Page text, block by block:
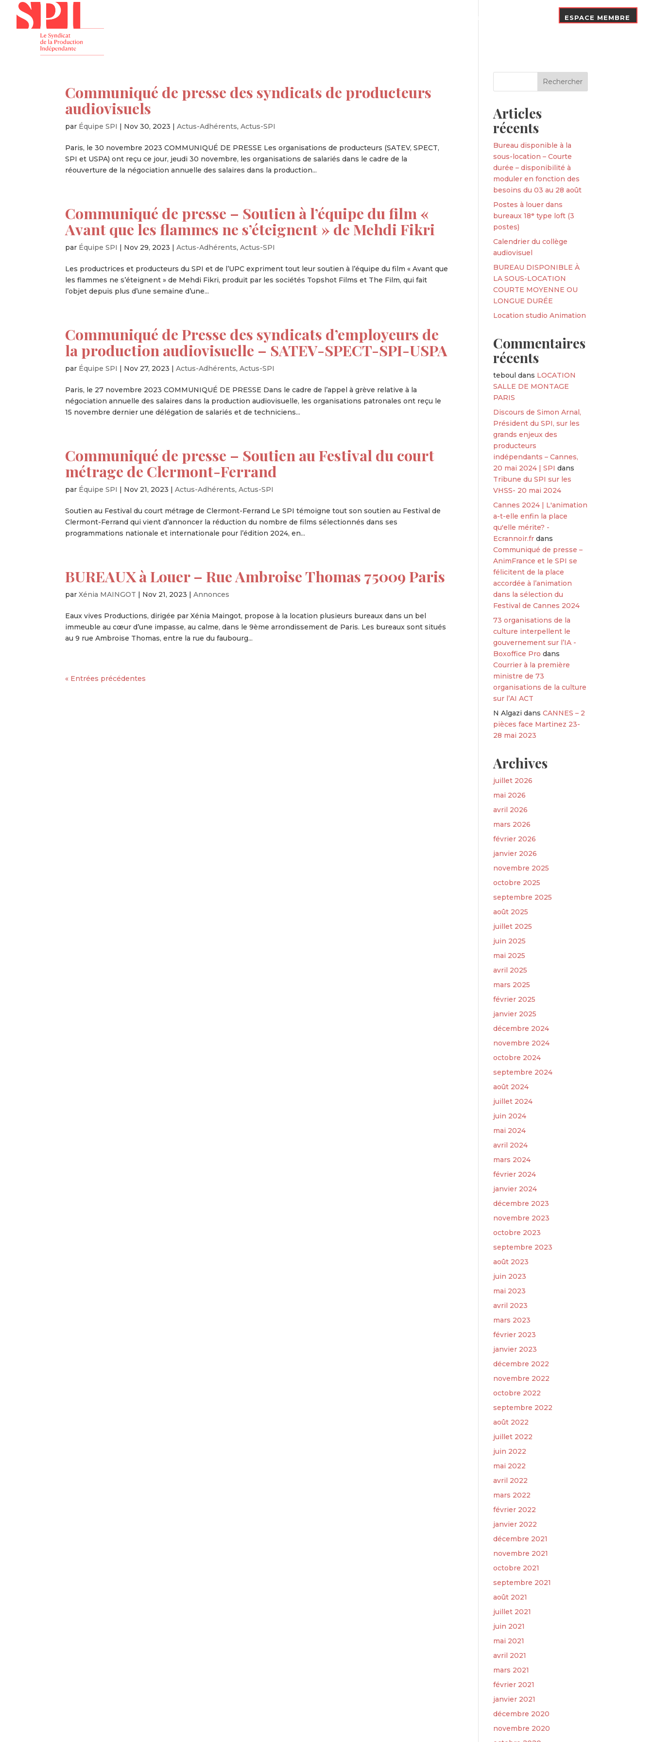
Nos Adhérents ESPACE MEMBRE
Communiqué de presse des syndicats de producteurs
audiovisuels
par Équipe SPI | Nov 30, 2023 |Actus-Adhérents,Actus-SPI
Paris, le 30 novembre 2023 COMMUNIQUÉ DE PRESSE Les organisations de producteurs (SATEV, SPECT,
SPI et USPA) ont reçu ce jour, jeudi 30 novembre, les organisations de salariés dans le cadre de la
réouverture de la négociation annuelle des salaires dans la production...
Communiqué de presse – Soutien à l’équipe du film «
Avant que les flammes ne s’éteignent » de Mehdi Fikri
par Équipe SPI | Nov 29, 2023 |Actus-Adhérents,Actus-SPI
Les productrices et producteurs du SPI et de l’UPC expriment tout leur soutien à l’équipe du film « Avant que
les flammes ne s’éteignent » de Mehdi Fikri, produit par les sociétés Topshot Films et The Film, qui fait
l’objet depuis plus d’une semaine d’une...
Communiqué de Presse des syndicats d’employeurs de
la production audiovisuelle – SATEV-SPECT-SPI-USPA
par Équipe SPI | Nov 27, 2023 |Actus-Adhérents,Actus-SPI
Paris, le 27 novembre 2023 COMMUNIQUÉ DE PRESSE Dans le cadre de l’appel à grève relative à la
négociation annuelle des salaires dans la production audiovisuelle, les organisations patronales ont reçu le
15 novembre dernier une délégation de salariés et de techniciens...
Communiqué de presse – Soutien au Festival du court
métrage de Clermont-Ferrand
par Équipe SPI | Nov 21, 2023 |Actus-Adhérents,Actus-SPI
Soutien au Festival du court métrage de Clermont-Ferrand Le SPI témoigne tout son soutien au Festival de
Clermont-Ferrand qui vient d’annoncer la réduction du nombre de films sélectionnés dans ses
programmations nationale et internationale pour l’édition 2024, en...
BUREAUX à Louer – Rue Ambroise Thomas 75009 Paris
parXénia MAINGOT | Nov 21, 2023 |Annonces
Eaux vives Productions, dirigée par Xénia Maingot, propose à la location plusieurs bureaux dans un bel
immeuble au cœur d’une impasse, au calme, dans le 9ème arrondissement de Paris. Les bureaux sont situés
au 9 rue Ambroise Thomas, entre la rue du faubourg...
« Entrées précédentes
Articles
récents
Bureau disponible à la
sous-location – Courte
durée – disponibilité à
moduler en fonction des
besoins du 03 au 28 août
Postes à louer dans
bureaux 18ᵉ type loft (3
postes)
Calendrier du collège
audiovisuel
BUREAU DISPONIBLE À
LA SOUS-LOCATION
COURTE MOYENNE OU
LONGUE DURÉE
Location studio Animation
Commentaires
récents
teboul dans LOCATION
SALLE DE MONTAGE
PARIS
Discours de Simon Arnal,
Président du SPI, sur les
grands enjeux des
producteurs
indépendants – Cannes,
20 mai 2024 | SPI dans
Tribune du SPI sur les
VHSS- 20 mai 2024
Cannes 2024 | L'animation
a-t-elle enfin la place
qu'elle mérite? -
Ecrannoir.fr dans
Communiqué de presse –
AnimFrance et le SPI se
félicitent de la place
accordée à l’animation
dans la sélection du
Festival de Cannes 2024
73 organisations de la
culture interpellent le
gouvernement sur l’IA -
Boxoffice Pro dans
Courrier à la première
ministre de 73
organisations de la culture
sur l’AI ACT
N Algazi dansCANNES – 2
pièces face Martinez 23-
28 mai 2023
Archives
juillet 2026
mai 2026
avril 2026
mars 2026
février 2026
janvier 2026
novembre 2025
octobre 2025
septembre 2025
août 2025
juillet 2025
juin 2025
mai 2025
avril 2025
mars 2025
février 2025
janvier 2025
décembre 2024
novembre 2024
octobre 2024
septembre 2024
août 2024
juillet 2024
juin 2024
mai 2024
avril 2024
mars 2024
février 2024
janvier 2024
décembre 2023
novembre 2023
octobre 2023
septembre 2023
août 2023
juin 2023
mai 2023
avril 2023
mars 2023
février 2023
janvier 2023
décembre 2022
novembre 2022
octobre 2022
septembre 2022
août 2022
juillet 2022
juin 2022
mai 2022
avril 2022
mars 2022
février 2022
janvier 2022
décembre 2021
novembre 2021
octobre 2021
septembre 2021
août 2021
juillet 2021
juin 2021
mai 2021
avril 2021
mars 2021
février 2021
janvier 2021
décembre 2020
novembre 2020